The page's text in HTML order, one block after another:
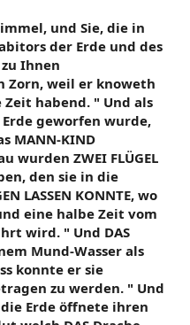
und Sie, die in
der Erde und des
Ihnen
Zorn, weil er knoweth
habend. " Und als
Erde geworfen wurde,
MANN-KIND
wurden ZWEI FLÜGEL
den sie in die
LASSEN KONNTE, wo
eine halbe Zeit vom
wird. " Und DAS
Mund-Wasser als
konnte er sie
zu werden. " Und
die Erde öffnete ihren